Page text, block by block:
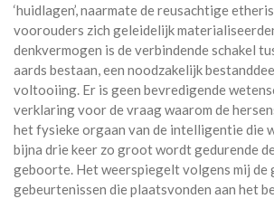
‘huidlagen’, naarmate de reusachtige
voorouders zich geleidelijk
denkvermogen is de verbindende schakel
aards bestaan, een noodzakelijk
voltooiing. Er is geen bevredigende
verklaring voor de vraag waarom de
het fysieke orgaan van de intelligentie die
bijna drie keer zo groot wordt gedurende
geboorte. Het weerspiegelt volgens mij de
gebeurtenissen die plaatsvonden aan het